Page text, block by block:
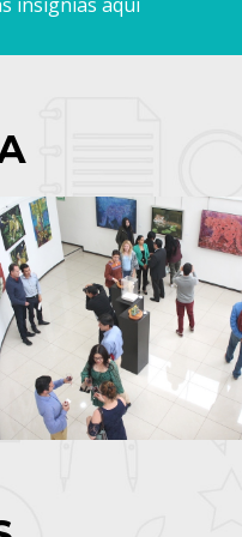
insignias aquí